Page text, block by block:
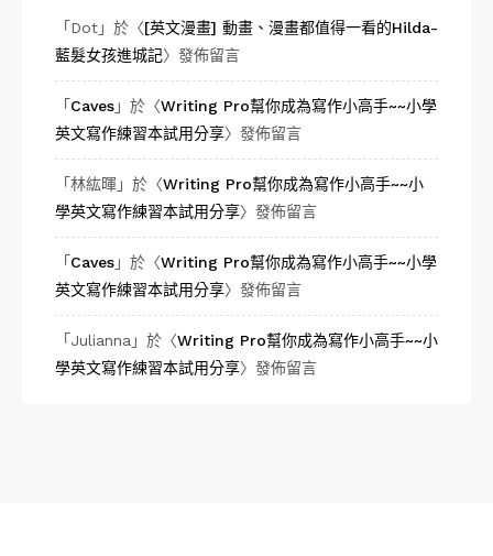
「 Dot」於〈[英文漫畫] 動畫、漫畫都值得一看的Hilda-
藍髮女孩進城記〉發佈留言
「 Caves」於〈Writing Pro幫你成為寫作小高手~~小學
英文寫作練習本試用分享〉發佈留言
「林紘暉 」於〈Writing Pro幫你成為寫作小高手~~小
學英文寫作練習本試用分享〉發佈留言
「 Caves」於〈Writing Pro幫你成為寫作小高手~~小學
英文寫作練習本試用分享〉發佈留言
「 Julianna 」於〈Writing Pro幫你成為寫作小高手~~小
學英文寫作練習本試用分享〉發佈留言